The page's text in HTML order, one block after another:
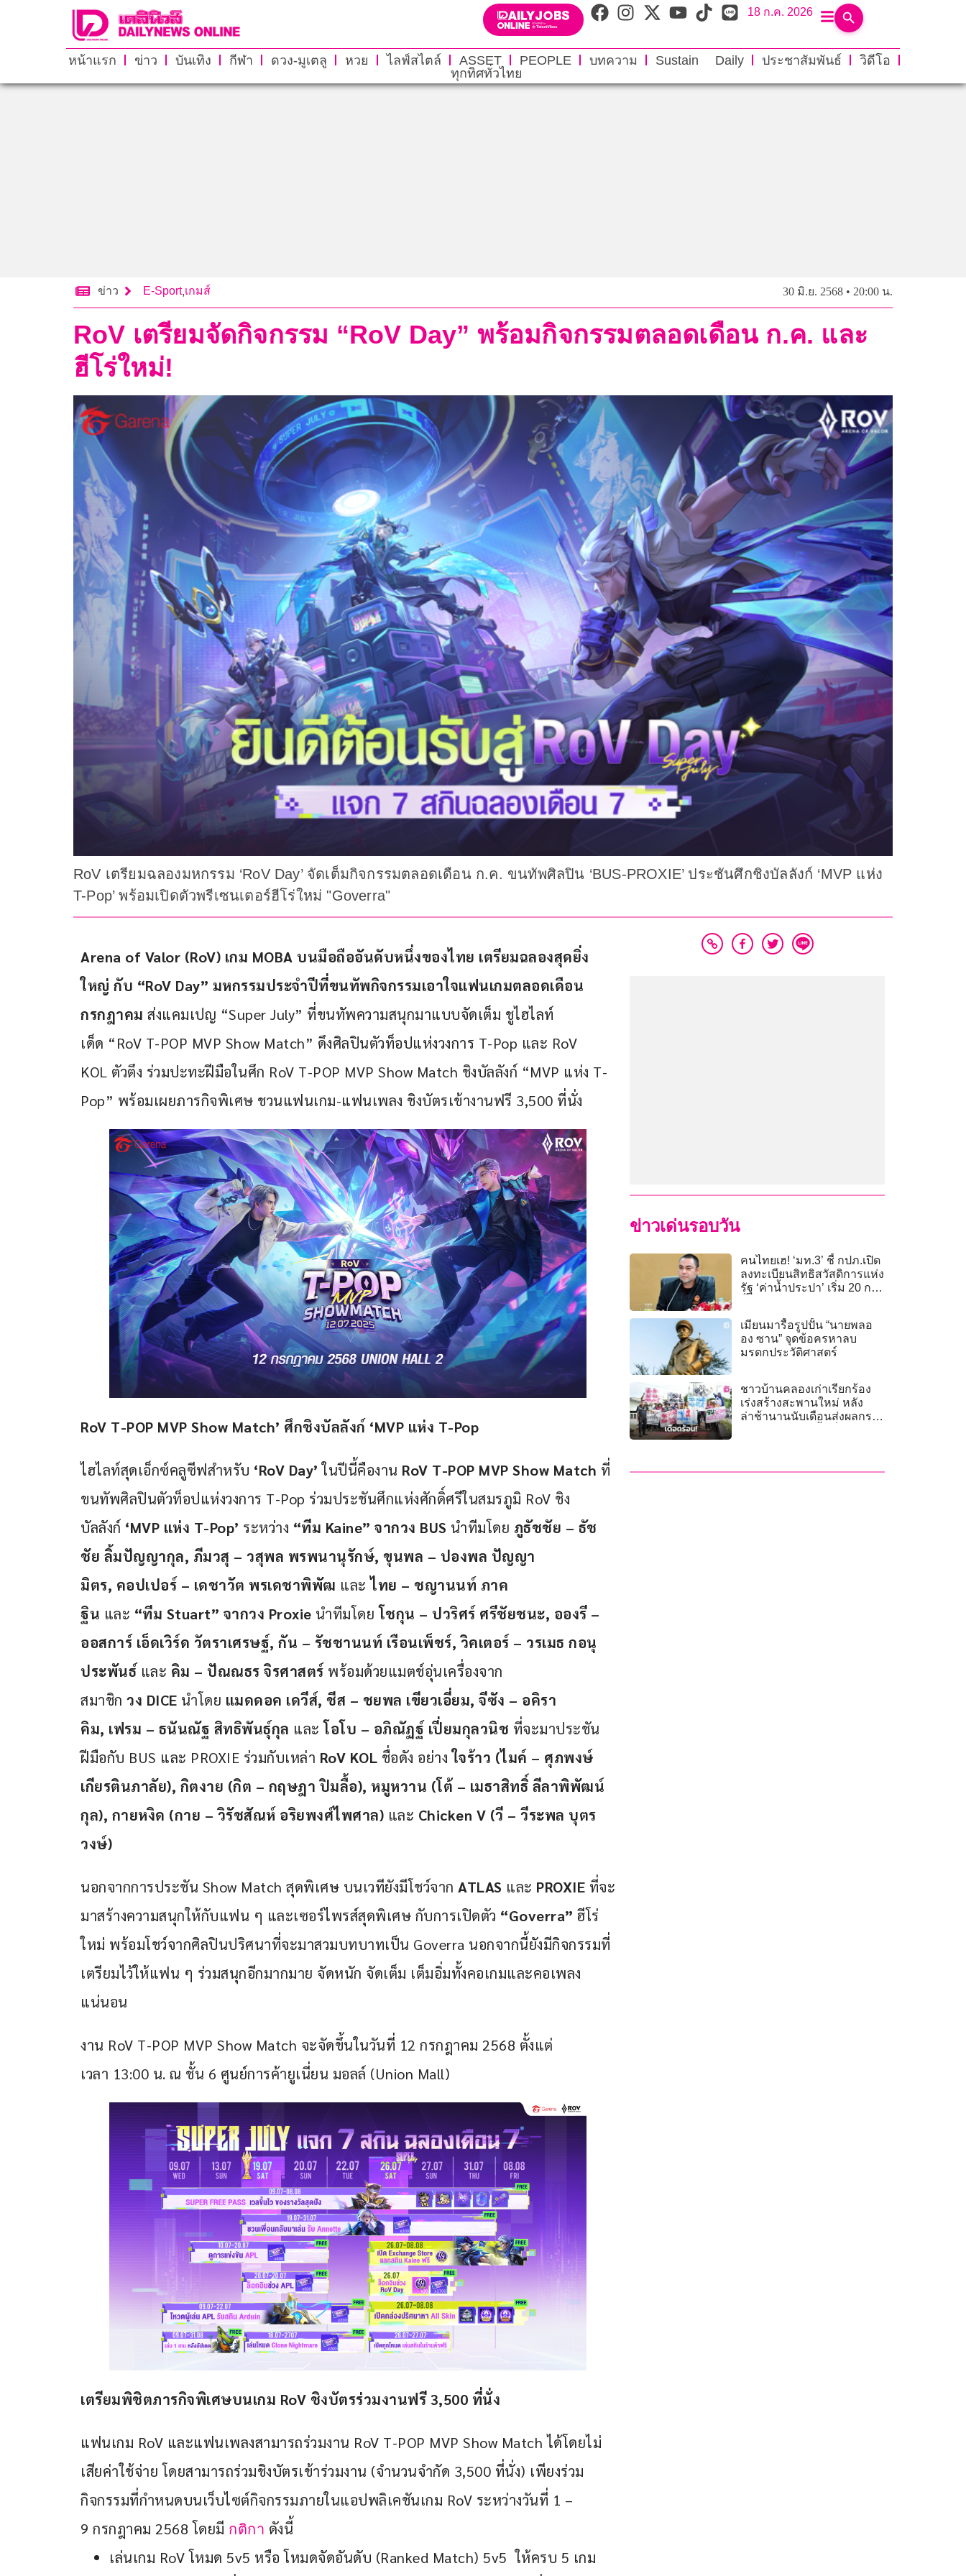
18 ก.ค. 2026
หน้าแรก ข่าว บันเทิง กีฬา ดวง-มูเตลู หวย ไลฟ์สไตล์ ASSET PEOPLE บทความ Sustain Daily ประชาสัมพันธ์
วิดีโอ
ทุกทิศทั่วไทย
ข่าว E-Sport,เกมส์ 30 มิ.ย. 2568 • 20:00 น.
RoV เตรียมจัดกิจกรรม “RoV Day” พร้อมกิจกรรมตลอดเดือน ก.ค. และ
ฮีโร่ใหม่!
RoV เตรียมฉลองมหกรรม ‘RoV Day’ จัดเต็มกิจกรรมตลอดเดือน ก.ค. ขนทัพศิลปิน ‘BUS-PROXIE’ ประชันศึกชิงบัลลังก์ ‘MVP แห่ง
T-Pop’ พร้อมเปิดตัวพรีเซนเตอร์ฮีโร่ใหม่ "Goverra"
Arena of Valor (RoV) เกม MOBA บนมือถืออันดับหนึ่งของไทย เตรียมฉลองสุดยิ่ง
ใหญ่ กับ “RoV Day” มหกรรมประจำปีที่ขนทัพกิจกรรมเอาใจแฟนเกมตลอดเดือน
กรกฎาคม ส่งแคมเปญ “Super July” ที่ขนทัพความสนุกมาแบบจัดเต็ม ชูไฮไลท์
เด็ด “RoV T-POP MVP Show Match” ดึงศิลปินตัวท็อปแห่งวงการ T-Pop และ RoV
KOL ตัวตึง ร่วมปะทะฝีมือในศึก RoV T-POP MVP Show Match ชิงบัลลังก์ “MVP แห่ง T-
Pop” พร้อมเผยภารกิจพิเศษ ชวนแฟนเกม-แฟนเพลง ชิงบัตรเข้างานฟรี 3,500 ที่นั่ง
RoV T-POP MVP Show Match’ ศึกชิงบัลลังก์ ‘MVP แห่ง T-Pop
ไฮไลท์สุดเอ็กซ์คลูซีฟสำหรับ ‘RoV Day’ ในปีนี้คืองาน RoV T-POP MVP Show Match ที่
ขนทัพศิลปินตัวท็อปแห่งวงการ T-Pop ร่วมประชันศึกแห่งศักดิ์ศรีในสมรภูมิ RoV ชิง
บัลลังก์ ‘MVP แห่ง T-Pop’ ระหว่าง “ทีม Kaine” จากวง BUS นำทีมโดย ภูธัชชัย – ธัช
ชัย ลิ้มปัญญากุล, ภีมวสุ – วสุพล พรพนานุรักษ์, ขุนพล – ปองพล ปัญญา
มิตร, คอปเปอร์ – เดชาวัต พรเดชาพิพัฒ และ ไทย – ชญานนท์ ภาค
ฐิน และ “ทีม Stuart” จากวง Proxie นำทีมโดย โชกุน – ปวริศร์ ศรีชัยชนะ, อองรี –
ออสการ์ เอ็ดเวิร์ด วัตราเศรษฐ์, กัน – รัชชานนท์ เรือนเพ็ชร์, วิคเตอร์ – วรเมธ กอนุ
ประพันธ์ และ คิม – ปัณณธร จิรศาสตร์ พร้อมด้วยแมตช์อุ่นเครื่องจาก
สมาชิก วง DICE นำโดย แมดดอค เดวีส์, ชีส – ชยพล เขียวเอี่ยม, จีซัง – อคิรา
คิม, เฟรม – ธนันณัฐ สิทธิพันธุ์กุล และ โอโบ – อภิณัฏฐ์ เปี่ยมกุลวนิช ที่จะมาประชัน
ฝีมือกับ BUS และ PROXIE ร่วมกับเหล่า RoV KOL ชื่อดัง อย่าง ใจร้าว (ไมค์ – ศุภพงษ์
เกียรตินภาลัย), กิตงาย (กิต – กฤษฎา ปิมลื้อ), หมูหวาน (โต้ – เมธาสิทธิ์ ลีลาพิพัฒน์
กุล), กายหงิด (กาย – วิรัชสัณห์ อริยพงศ์ไพศาล) และ Chicken V (วี – วีระพล บุตร
วงษ์)
นอกจากการประชัน Show Match สุดพิเศษ บนเวทียังมีโชว์จาก ATLAS และ PROXIE ที่จะ
มาสร้างความสนุกให้กับแฟน ๆ และเซอร์ไพรส์สุดพิเศษ กับการเปิดตัว “Goverra” ฮีโร่
ใหม่ พร้อมโชว์จากศิลปินปริศนาที่จะมาสวมบทบาทเป็น Goverra นอกจากนี้ยังมีกิจกรรมที่
เตรียมไว้ให้แฟน ๆ ร่วมสนุกอีกมากมาย จัดหนัก จัดเต็ม เต็มอิ่มทั้งคอเกมและคอเพลง
แน่นอน
งาน RoV T-POP MVP Show Match จะจัดขึ้นในวันที่ 12 กรกฎาคม 2568 ตั้งแต่
เวลา 13:00 น. ณ ชั้น 6 ศูนย์การค้ายูเนี่ยน มอลล์ (Union Mall)
เตรียมพิชิตภารกิจพิเศษบนเกม RoV ชิงบัตรร่วมงานฟรี 3,500 ที่นั่ง
แฟนเกม RoV และแฟนเพลงสามารถร่วมงาน RoV T-POP MVP Show Match ได้โดยไม่
เสียค่าใช้จ่าย โดยสามารถร่วมชิงบัตรเข้าร่วมงาน (จำนวนจำกัด 3,500 ที่นั่ง) เพียงร่วม
กิจกรรมที่กำหนดบนเว็บไซต์กิจกรรมภายในแอปพลิเคชันเกม RoV ระหว่างวันที่ 1 –
9 กรกฎาคม 2568 โดยมี กติกา ดังนี้
เล่นเกม RoV โหมด 5v5 หรือ โหมดจัดอันดับ (Ranked Match) 5v5 ให้ครบ 5 เกม
ข่าวเด่นรอบวัน
คนไทยเฮ! ‘มท.3’ ชี้ กปภ.เปิด
ลงทะเบียนสิทธิสวัสดิการแห่ง
รัฐ ‘ค่าน้ำประปา’ เริ่ม 20 ก.ค.
เมียนมารื้อรูปปั้น “นายพลอ
อง ซาน” จุดข้อครหาลบ
มรดกประวัติศาสตร์
ชาวบ้านคลองเก่าเรียกร้อง
เร่งสร้างสะพานใหม่ หลัง
ล่าช้านานนับเดือนส่งผลกระ